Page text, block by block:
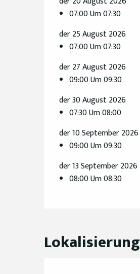
07:00 Um 07:30
der 25 August 2026
07:00 Um 07:30
der 27 August 2026
09:00 Um 09:30
der 30 August 2026
07:30 Um 08:00
der 10 September 2026
09:00 Um 09:30
der 13 September 2026
08:00 Um 08:30
Lokalisierung